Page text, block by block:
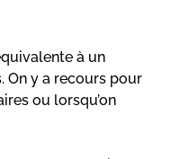
à un
On y a recours pour
ou lorsqu’on